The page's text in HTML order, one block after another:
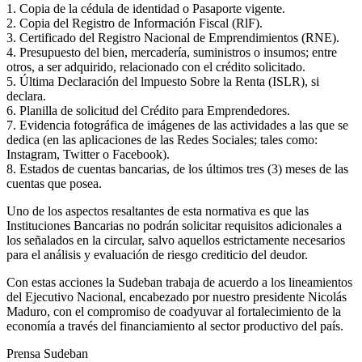
1. Copia de la cédula de identidad o Pasaporte vigente.
2. Copia del Registro de Información Fiscal (RlF).
3. Certificado del Registro Nacional de Emprendimientos (RNE).
4. Presupuesto del bien, mercadería, suministros o insumos; entre
otros, a ser adquirido, relacionado con el crédito solicitado.
5. Última Declaración del lmpuesto Sobre la Renta (ISLR), si
declara.
6. Planilla de solicitud del Crédito para Emprendedores.
7. Evidencia fotográfica de imágenes de las actividades a las que se
dedica (en las aplicaciones de las Redes Sociales; tales como:
Instagram, Twitter o Facebook).
8. Estados de cuentas bancarias, de los últimos tres (3) meses de las
cuentas que posea.
Uno de los aspectos resaltantes de esta normativa es que las
Instituciones Bancarias no podrán solicitar requisitos adicionales a
los señalados en la circular, salvo aquellos estrictamente necesarios
para el análisis y evaluación de riesgo crediticio del deudor.
Con estas acciones la Sudeban trabaja de acuerdo a los lineamientos
del Ejecutivo Nacional, encabezado por nuestro presidente Nicolás
Maduro, con el compromiso de coadyuvar al fortalecimiento de la
economía a través del financiamiento al sector productivo del país.
Prensa Sudeban